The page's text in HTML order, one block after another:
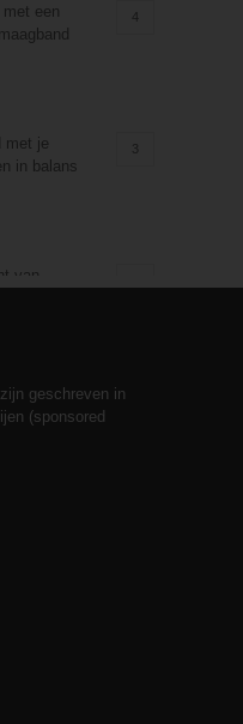
een
4
met je
in balans
3
van
en
geschreven in
(sponsored